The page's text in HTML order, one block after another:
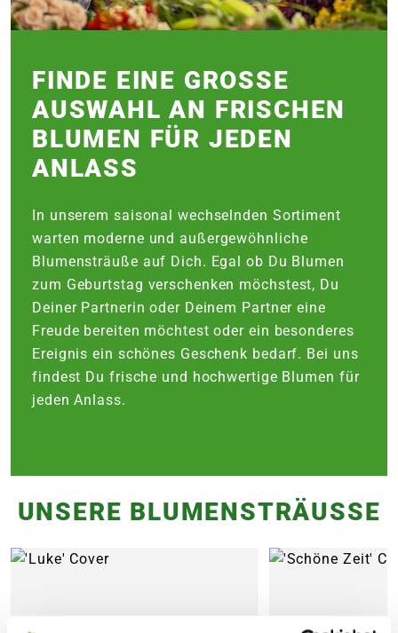
FINDE EINE GROSSE A
USWAHL AN FRISCHEN B
LUMEN FÜR JEDEN A
NLASS
In unserem saisonal wechselnden Sortiment
warten moderne und außergewöhnliche
Blumensträuße auf Dich. Egal ob Du Blumen
zum Geburtstag verschenken möchstest, Du
Deiner Partnerin oder Deinem Partner eine
Freude bereiten möchtest oder ein besonderes
Ereignis ein schönes Geschenk bedarf. Bei uns
findest Du frische und hochwertige Blumen für
jeden Anlass.
UNSERE BLUMENSTRÄUSSE